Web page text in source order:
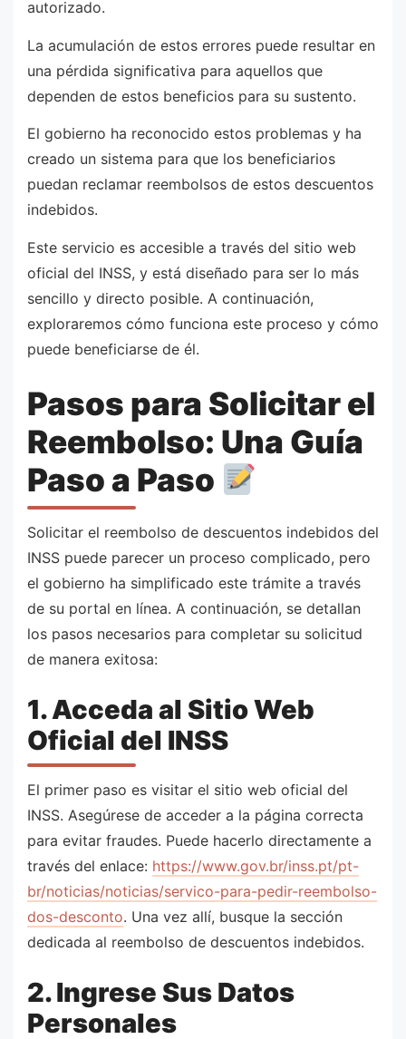
autorizado.
La acumulación de estos errores puede resultar en
una pérdida significativa para aquellos que
dependen de estos beneficios para su sustento.
El gobierno ha reconocido estos problemas y ha
creado un sistema para que los beneficiarios
puedan reclamar reembolsos de estos descuentos
indebidos.
Este servicio es accesible a través del sitio web
oficial del INSS, y está diseñado para ser lo más
sencillo y directo posible. A continuación,
exploraremos cómo funciona este proceso y cómo
puede beneficiarse de él.
Pasos para Solicitar el
Reembolso: Una Guía
Paso a Paso
Solicitar el reembolso de descuentos indebidos del
INSS puede parecer un proceso complicado, pero
el gobierno ha simplificado este trámite a través
de su portal en línea. A continuación, se detallan
los pasos necesarios para completar su solicitud
de manera exitosa:
1. Acceda al Sitio Web
Oficial del INSS
El primer paso es visitar el sitio web oficial del
INSS. Asegúrese de acceder a la página correcta
para evitar fraudes. Puede hacerlo directamente a
través del enlace: https://www.gov.br/inss.pt/pt-
br/noticias/noticias/servico-para-pedir-reembolso-
dos-desconto. Una vez allí, busque la sección
dedicada al reembolso de descuentos indebidos.
2. Ingrese Sus Datos
Personales